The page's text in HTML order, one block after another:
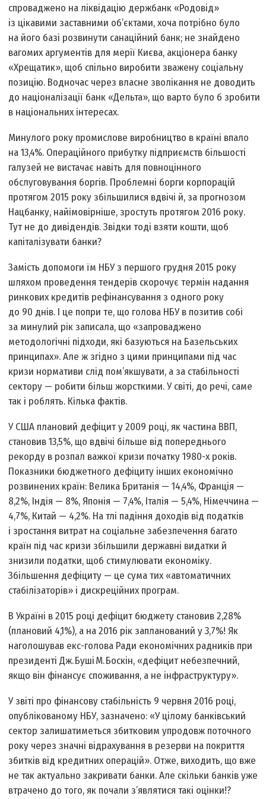
спроваджено на ліквідацію держбанк «Родовід»
із цікавими заставними об’єктами, хоча потрібно було
на його базі розвинути санаційний банк; не знайдено
вагомих аргументів для мерії Києва, акціонера банку
«Хрещатик», щоб спільно виробити зважену соціальну
позицію. Водночас через власне зволікання не доводить
до націоналізації банк «Дельта», що варто було б зробити
в національних інтересах.
Минулого року промислове виробництво в країні впало
на 13,4%. Операційного прибутку підприємств більшості
галузей не вистачає навіть для повноцінного
обслуговування боргів. Проблемні борги корпорацій
протягом 2015 року збільшилися вдвічі й, за прогнозом
Нацбанку, найімовірніше, зростуть протягом 2016 року.
Тут не до дивідендів. Звідки тоді взяти кошти, щоб
капіталізувати банки?
Замість допомоги їм НБУ з першого грудня 2015 року
шляхом проведення тендерів скорочує термін надання
ринкових кредитів рефінансування з одного року
до 90 днів. І це попри те, що голова НБУ в позитив собі
за минулий рік записала, що «запроваджено
методологічні підходи, які базуються на Базельських
принципах». Але ж згідно з цими принципами під час
кризи нормативи слід пом’якшувати, а за стабільності
сектору — робити більш жорсткими. У світі, до речі, саме
так і роблять. Кілька фактів.
У США плановий дефіцит у 2009 році, як частина ВВП,
становив 13,5%, що вдвічі більше від попереднього
рекорду в розпал важкої кризи початку 1980-х років.
Показники бюджетного дефіциту інших економічно
розвинених країн: Велика Британія — 14,4%, Франція —
8,2%, Індія — 8%, Японія — 7,4%, Італія — 5,4%, Німеччина —
4,7%, Китай — 4,2%. На тлі падіння доходів від податків
і зростання витрат на соціальне забезпечення багато
країн під час кризи збільшили державні видатки й
знизили податки, щоб стимулювати економіку.
Збільшення дефіциту — це сума тих «автоматичних
стабілізаторів» і дискреційних програм.
В Україні в 2015 році дефіцит бюджету становив 2,28%
(плановий 4,1%), а на 2016 рік запланований у 3,7%! Як
наголошував екс-голова Ради економічних радників при
президенті Дж. Буші М. Боскін, «дефіцит небезпечний,
якщо він фінансує споживання, а не інфраструктуру».
У звіті про фінансову стабільність 9 червня 2016 році,
опублікованому НБУ, зазначено: «У цілому банківський
сектор залишатиметься збитковим упродовж поточного
року через значні відрахування в резерви на покриття
збитків від кредитних операцій». Отже, виходить, що вже
не так актуально закривати банки. Але скільки банків уже
втрачено до того, як почали з’являтися такі оцінки!?